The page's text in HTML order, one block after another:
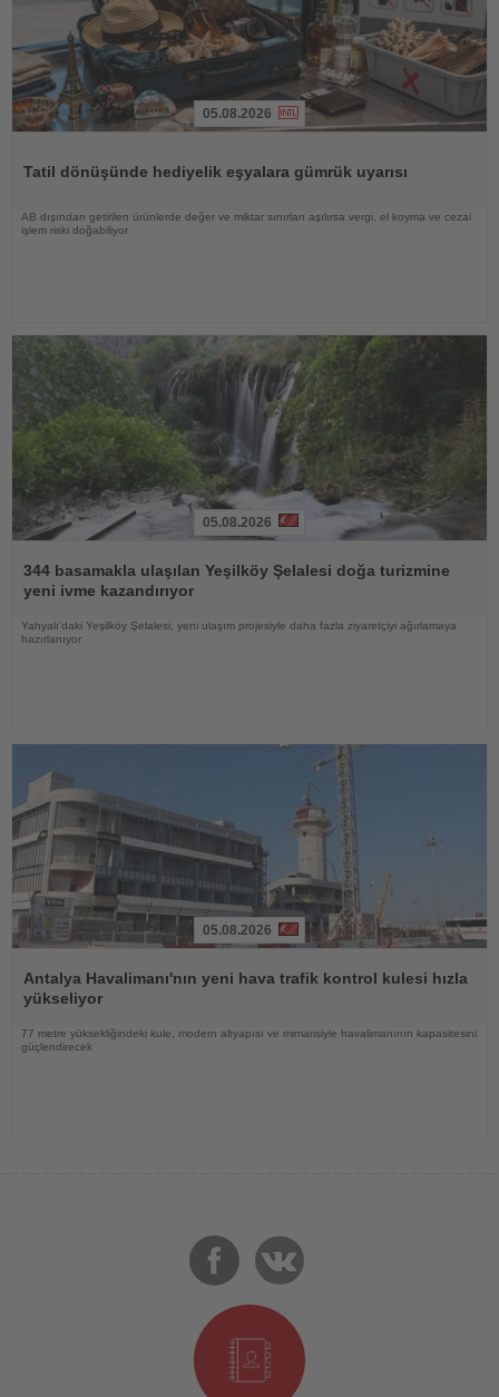
05.08.2026
Tatil dönüşünde hediyelik eşyalara gümrük uyarısı
AB dışından getirilen ürünlerde değer ve miktar sınırları aşılırsa vergi, el koyma ve cezai
işlem riski doğabiliyor
Oku
05.08.2026
344 basamakla ulaşılan Yeşilköy Şelalesi doğa turizmine
yeni ivme kazandırıyor
Yahyalı'daki Yeşilköy Şelalesi, yeni ulaşım projesiyle daha fazla ziyaretçiyi ağırlamaya
hazırlanıyor
Oku
05.08.2026
Antalya Havalimanı'nın yeni hava trafik kontrol kulesi hızla
yükseliyor
77 metre yüksekliğindeki kule, modern altyapısı ve mimarisiyle havalimanının kapasitesini
güçlendirecek